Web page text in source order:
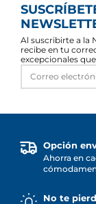
Al suscribirte a la
recibe en tu
excepcionales
Opción
Ahorra en
No te